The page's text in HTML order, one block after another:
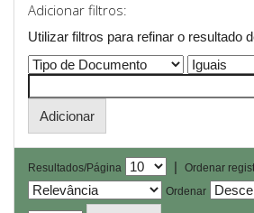
Adicionar filtros:
Utilizar filtros para refinar o resultado
Resultados/Página |
Ordenar
Ordenar